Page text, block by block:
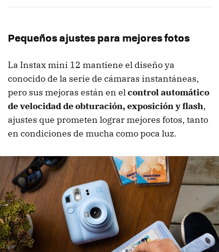
Pequeños ajustes para mejores fotos
La Instax mini 12 mantiene el diseño ya
conocido de la serie de cámaras instantáneas,
pero sus mejoras están en elcontrol automático
de velocidad de obturación, exposición y flash,
ajustes que prometen lograr mejores fotos, tanto
en condiciones de mucha como poca luz.